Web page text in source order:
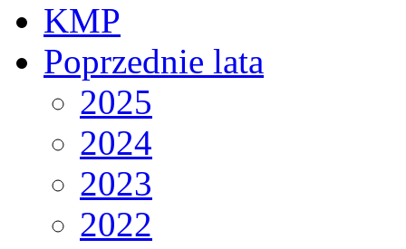
KMP
Poprzednie lata
2025
2024
2023
2022